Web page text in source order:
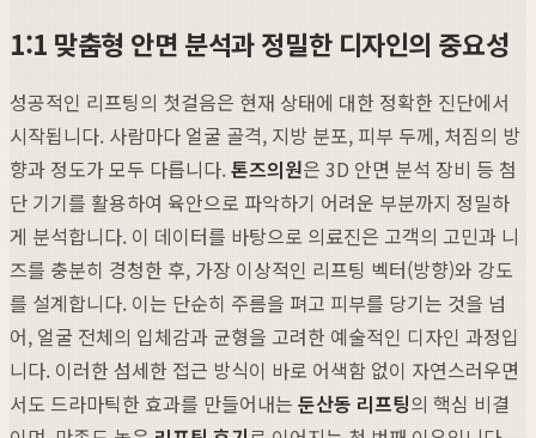
1:1 맞춤형 안면 분석과 정밀한 디자인의 중요성
성공적인 리프팅의 첫걸음은 현재 상태에 대한 정확한 진단에서
시작됩니다. 사람마다 얼굴 골격, 지방 분포, 피부 두께, 처짐의 방
향과 정도가 모두 다릅니다.톤즈의원은 3D 안면 분석 장비 등 첨
단 기기를 활용하여 육안으로 파악하기 어려운 부분까지 정밀하
게 분석합니다. 이 데이터를 바탕으로 의료진은 고객의 고민과 니
즈를 충분히 경청한 후, 가장 이상적인 리프팅 벡터(방향)와 강도
를 설계합니다. 이는 단순히 주름을 펴고 피부를 당기는 것을 넘
어, 얼굴 전체의 입체감과 균형을 고려한 예술적인 디자인 과정입
니다. 이러한 섬세한 접근 방식이 바로 어색함 없이 자연스러우면
서도 드라마틱한 효과를 만들어내는 둔산동 리프팅의 핵심 비결